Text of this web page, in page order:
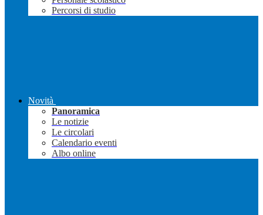
Percorsi di studio
Novità
Panoramica
Le notizie
Le circolari
Calendario eventi
Albo online